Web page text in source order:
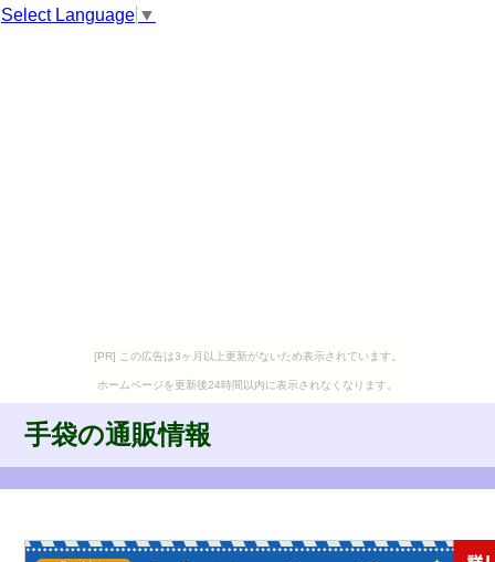
Select Language ▼
[PR] この広告は3ヶ月以上更新がないため表示されています。
ホームページを更新後24時間以内に表示されなくなります。
手袋の通販情報